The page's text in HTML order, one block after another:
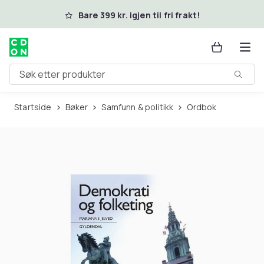
Hopp til hovedinnholdBare 399 kr. igjen til fri frakt!
Søk etter produkter
Startside Bøker Samfunn & politikk Ordbok